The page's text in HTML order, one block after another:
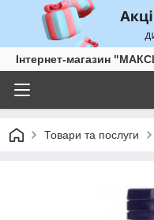
Інтернет-магазин
Товари та послуги